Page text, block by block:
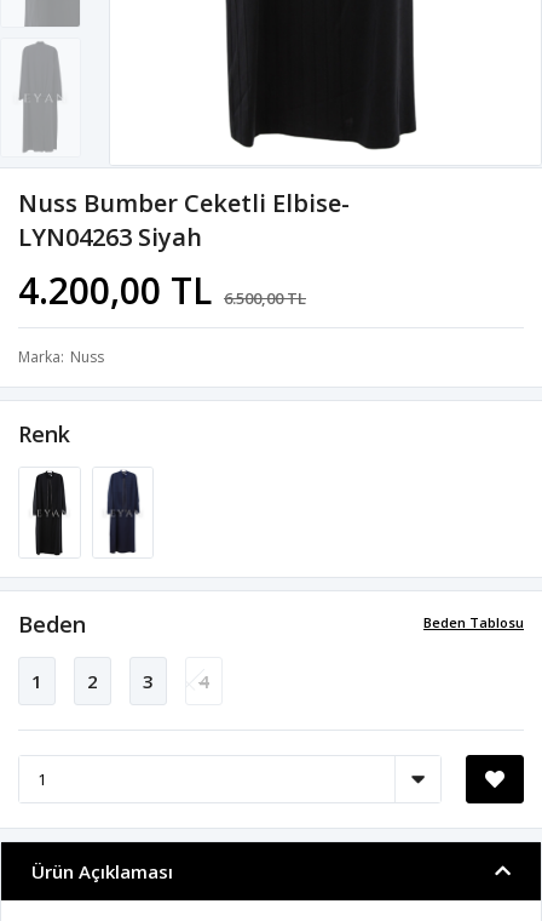
Nuss Bumber Ceketli Elbise-
LYN04263 Siyah
4.200,00 TL 6.500,00 TL
Marka Nuss
Renk
Beden Tablosu
Beden
1 2 3 4
Ürün Açıklaması